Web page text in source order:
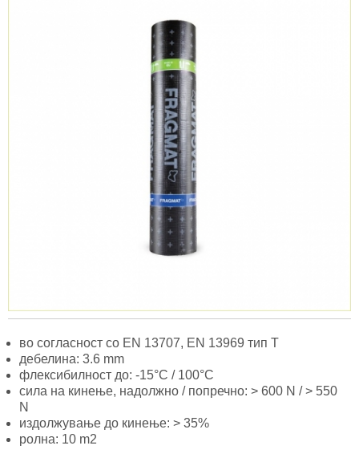
во согласност со EN 13707, EN 13969 тип Т
дебелина: 3.6 mm
флексибилност до: -15°C / 100°C
сила на кинење, надолжнo / попречно: > 600 N / > 550
N
издолжување до кинење: > 35%
ролна: 10 m2